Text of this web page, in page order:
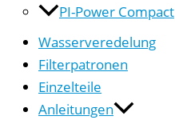
PI-Power Compact
Wasserveredelung
Filterpatronen
Einzelteile
Anleitungen